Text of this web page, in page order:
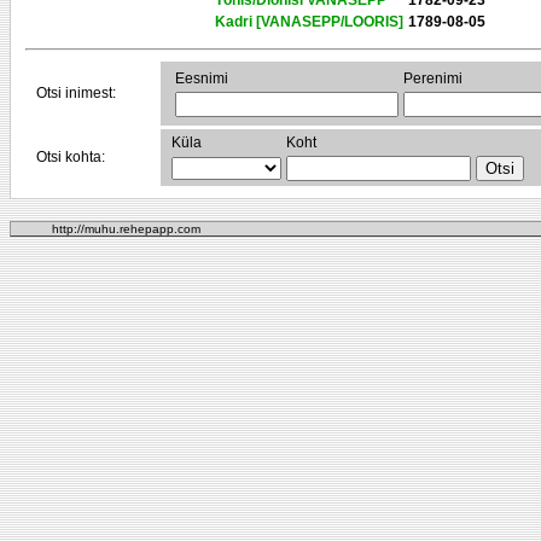
Kadri [VANASEPP/LOORIS] 1789-08-05
Otsi inimest:
Eesnimi Perenimi
Otsi kohta:
Küla Koht
http://muhu.rehepapp.com